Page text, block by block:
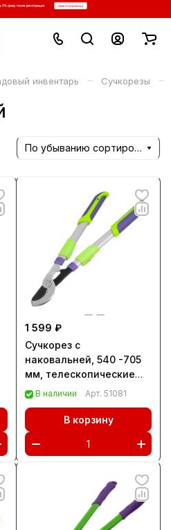
инвентарь – Сучкорезы –
По убыванию сортировки
1 599 ₽
Сучкорез с
наковальней, 540 -705
мм, телескопические
стальные обрезиненные
В наличии Арт. 51081
В корзину